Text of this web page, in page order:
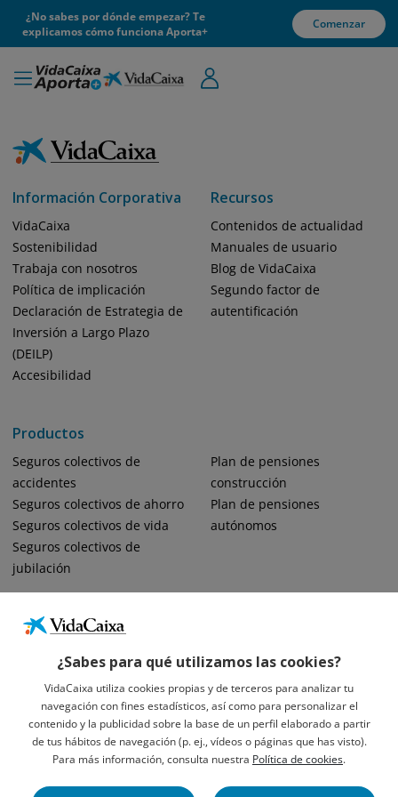
¿Sabes para qué utilizamos las cookies?
VidaCaixa utiliza cookies propias y de terceros para analizar tu
navegación con fines estadísticos, así como para personalizar el
contenido y la publicidad sobre la base de un perfil elaborado a partir
de tus hábitos de navegación (p. ej., vídeos o páginas que has visto).
Para más información, consulta nuestra Política de cookies.
¿No sabes por dónde empezar? Te
explicamos cómo funciona Aporta+
Comenzar
Información Corporativa
VidaCaixa
Sostenibilidad
Trabaja con nosotros
Política de implicación
Declaración de Estrategia de
Inversión a Largo Plazo
(DEILP)
Accesibilidad
Productos
Seguros colectivos de
accidentes
Seguros colectivos de ahorro
Seguros colectivos de vida
Seguros colectivos de
jubilación
Plan de pensiones
construcción
Plan de pensiones
autónomos
Recursos
Contenidos de actualidad
Manuales de usuario
Blog de VidaCaixa
Segundo factor de
autentificación
Informació Legal Sobre VidaCaixa, S.A.
Avís Legal
Privacidad